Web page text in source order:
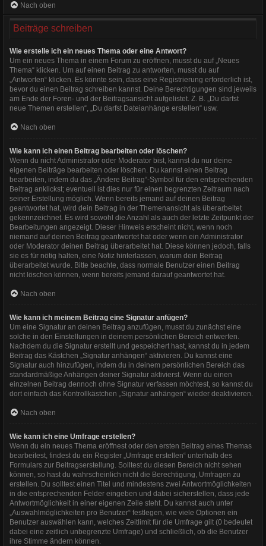
Nach oben
Beiträge schreiben
Wie erstelle ich ein neues Thema oder eine Antwort?
Um ein neues Thema in einem Forum zu eröffnen, musst du auf „Neues
Thema“ klicken. Um auf einen Beitrag zu antworten, musst du auf
„Antworten“ klicken. Es könnte sein, dass eine Registrierung erforderlich ist,
bevor du einen Beitrag schreiben kannst. Deine Berechtigungen sind jeweils
am Ende der Foren- und der Beitragsansicht aufgelistet. Z. B. „Du darfst
neue Themen erstellen“, „Du darfst Dateianhänge erstellen“ usw.
Nach oben
Wie kann ich einen Beitrag bearbeiten oder löschen?
Wenn du nicht Administrator oder Moderator bist, kannst du nur deine
eigenen Beiträge bearbeiten oder löschen. Du kannst einen Beitrag
bearbeiten, indem du das „Ändere Beitrag“-Symbol für den entsprechenden
Beitrag anklickst; eventuell ist dies nur für einen begrenzten Zeitraum nach
seiner Erstellung möglich. Wenn bereits jemand auf deinen Beitrag
geantwortet hat, wird dein Beitrag in der Themenansicht als überarbeitet
gekennzeichnet. Es wird sowohl die Anzahl als auch der letzte Zeitpunkt der
Bearbeitungen angezeigt. Dieser Hinweis erscheint nicht, wenn noch
niemand auf deinen Beitrag geantwortet hat oder wenn ein Administrator
oder Moderator deinen Beitrag überarbeitet hat. Diese können jedoch, falls
sie es für nötig halten, eine Notiz hinterlassen, warum dein Beitrag
überarbeitet wurde. Bitte beachte, dass normale Benutzer einen Beitrag
nicht löschen können, wenn bereits jemand darauf geantwortet hat.
Nach oben
Wie kann ich meinem Beitrag eine Signatur anfügen?
Um eine Signatur an deinen Beitrag anzufügen, musst du zunächst eine
solche in den Einstellungen in deinem persönlichen Bereich entwerfen.
Nachdem du die Signatur erstellt und gespeichert hast, kannst du in jedem
Beitrag das Kästchen „Signatur anhängen“ aktivieren. Du kannst eine
Signatur auch hinzufügen, indem du in deinem persönlichen Bereich das
standardmäßige Anhängen deiner Signatur aktivierst. Wenn du einen
einzelnen Beitrag dennoch ohne Signatur verfassen möchtest, so kannst du
dort einfach das Kontrollkästchen „Signatur anhängen“ wieder deaktivieren.
Nach oben
Wie kann ich eine Umfrage erstellen?
Wenn du ein neues Thema eröffnest oder den ersten Beitrag eines Themas
bearbeitest, findest du ein Register „Umfrage erstellen“ unterhalb des
Formulars zur Beitragserstellung. Solltest du diesen Bereich nicht sehen
können, so hast du wahrscheinlich nicht die Berechtigung, Umfragen zu
erstellen. Du solltest einen Titel und mindestens zwei Antwortmöglichkeiten
in die entsprechenden Felder eingeben und dabei sicherstellen, dass jede
Antwortmöglichkeit in einer eigenen Zeile steht. Du kannst auch unter
„Auswahlmöglichkeiten pro Benutzer“ festlegen, wie viele Optionen ein
Benutzer auswählen kann, welches Zeitlimit für die Umfrage gilt (0 bedeutet
dabei eine zeitlich unbegrenzte Umfrage) und schließlich, ob die Benutzer
ihre Stimme ändern können.